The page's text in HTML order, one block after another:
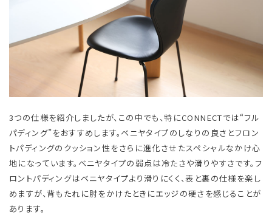
3つの仕様を紹介しましたが、この中でも、特にCONNECTでは“フル
パディング”をおすすめします。ベニヤタイプのしなりの良さとフロン
トパディングのクッション性をさらに進化させたスペシャルなかけ心
地になっています。ベニヤタイプの弱点は冷たさや滑りやすさです。​フ
ロントパディングはベニヤタイプより滑りにくく、表と裏の仕様を楽し
めますが、背もたれに肘をかけたときにエッジの硬さを感じることが
あります。